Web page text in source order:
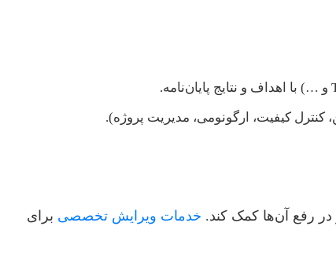
کنترل کیفیت، ارگونومی، مدیریت پروژه).
در رفع آن‌ها کمک کند. خدمات ویرایش تخصصی برای